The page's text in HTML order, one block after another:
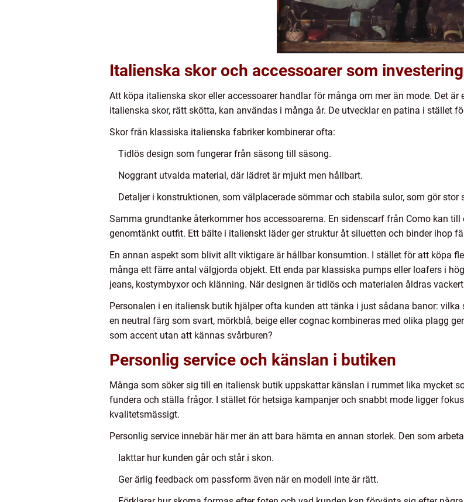
Italienska skor och accessoarer som
Att köpa italienska skor eller accessoarer handlar för många om mer än mode. Det
italienska skor, rätt skötta, kan användas i många år. De utvecklar en patina i stället
Skor från klassiska italienska fabriker kombinerar ofta:
Tidlös design som fungerar från säsong till säsong.
Noggrant utvalda material, där lädret är mjukt men hållbart.
Detaljer i konstruktionen, som välplacerade sömmar och stabila sulor, som gör
Samma grundtanke återkommer hos accessoarerna. En sidenscarf från Como kan
genomtänkt outfit. Ett bälte i italienskt läder ger struktur åt siluetten och binder ihop
En annan aspekt som blivit allt viktigare är hållbar konsumtion. I stället för att köpa
många ett färre antal välgjorda objekt. Ett enda par klassiska pumps eller loafers i
jeans, kostymbyxor och klänning. När designen är tidlös och materialen åldras
Personalen i en italiensk butik hjälper ofta kunden att tänka i just sådana banor:
en neutral färg som svart, mörkblå, beige eller cognac kombineras med olika plagg
som accent utan att kännas svårburen?
Personlig service och känslan i butiken
Många som söker sig till en italiensk butik uppskattar känslan i rummet lika mycket
fundera och ställa frågor. I stället för hetsiga kampanjer och snabbt mode ligger
kvalitetsmässigt.
Personlig service innebär här mer än att bara hämta en annan storlek. Den som
Iakttar hur kunden går och står i skon.
Ger ärlig feedback om passform även när en modell inte är rätt.